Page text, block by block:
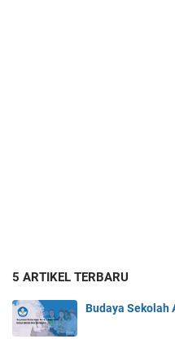
5 ARTIKEL TERBARU
Budaya Sekolah